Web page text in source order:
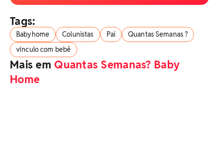
Tags:
Babyhome Colunistas Pai
Quantas Semanas ?
vínculo com bebê
Mais emQuantas Semanas? Baby
Home